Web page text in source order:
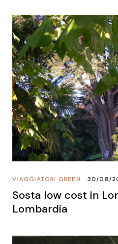
VIAGGIATORI GREEN 30/08/
Sosta low cost in
Lombardia